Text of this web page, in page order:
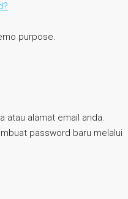
purpose.
atau alamat email anda.
password baru melalui